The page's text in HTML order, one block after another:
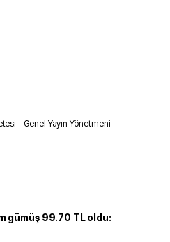
– Genel Yayın Yönetmeni
gümüş 99.70 TL oldu: